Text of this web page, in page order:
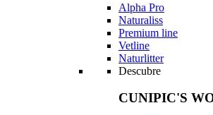
Alpha Pro
Naturaliss
Premium line
Vetline
Naturlitter
Descubre
CUNIPIC'S